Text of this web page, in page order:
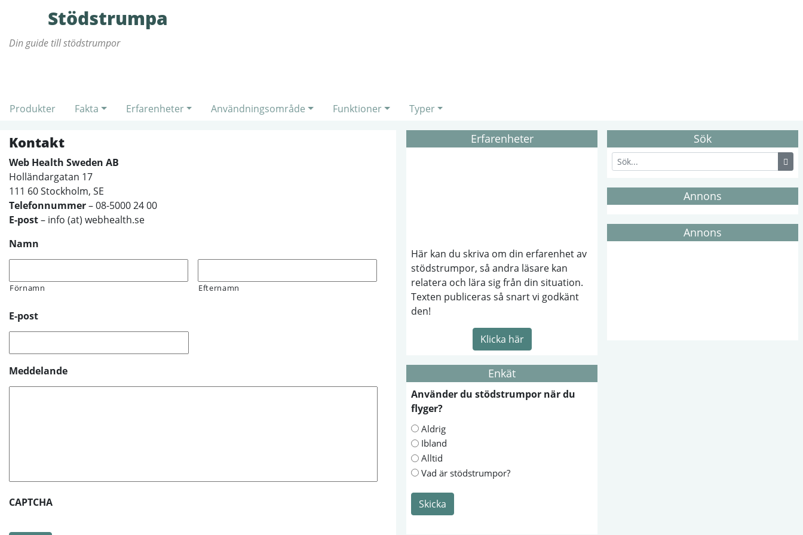
Stödstrumpa
Din guide till stödstrumpor
Produkter Fakta Erfarenheter Användningsområde Funktioner Typer
Kontakt
Web Health Sweden AB
Holländargatan 17
111 60 Stockholm, SE
Telefonnummer– 08-5000 24 00
E-post– info (at) webhealth.se
Namn
Förnamn Efternamn
E-post
Meddelande
CAPTCHA
Erfarenheter
Här kan du skriva om din erfarenhet av
stödstrumpor, så andra läsare kan
relatera och lära sig från din situation.
Texten publiceras så snart vi godkänt
den!
Klicka här
Enkät
Använder du stödstrumpor när du
flyger?
Aldrig
Ibland
Alltid
Vad är stödstrumpor?
Skicka
Sök
Annons
Annons